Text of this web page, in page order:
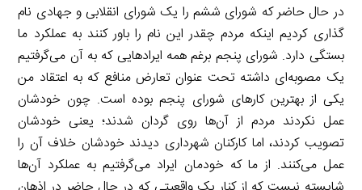
در حال حاضر که شورای ششم را یک شورای انقلابی و جهادی نام
گذاری کردیم اینکه مردم چقدر این نام را باور کنند به عملکرد ما
بستگی دارد. شورای پنجم برغم همه ایراد‌هایی که به آن می‌گرفتیم
یک مصوبه‌ای داشته تحت عنوان تعارض منافع که به اعتقاد من
یکی از بهترین کار‌های شورای پنجم بوده است. چون خودشان
عمل نکردند مردم از آن‌ها روی گردان شدند؛ یعنی خودشان
تصویب کردند، اما کارکنان شهرداری دیدند خودشان خلاف آن را
عمل می‌کنند. از ما که خودمان ایراد می‌گرفتیم به عملکرد آن‌ها